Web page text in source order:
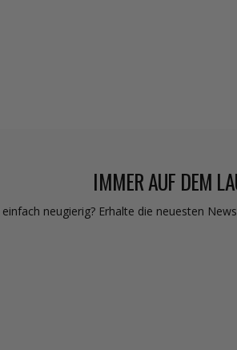
IMMER AUF DEM
neugierig? Erhalte die neuesten